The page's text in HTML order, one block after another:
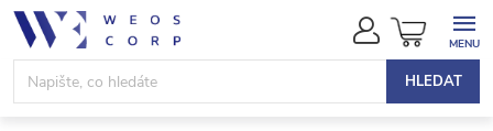
Přejít
obsah
HLEDAT
NÁKUPNÍ
KOŠÍK